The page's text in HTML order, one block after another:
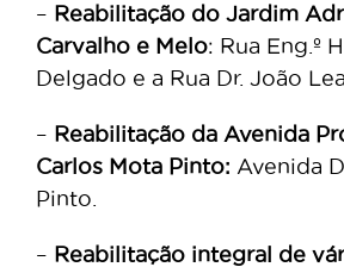
– Reabilitação do Jardim
Carvalho e Melo: Rua Eng.º
Delgado e a Rua Dr. João
– Reabilitação da Avenida
Carlos Mota Pinto: Avenida
Pinto.
– Reabilitação integral de